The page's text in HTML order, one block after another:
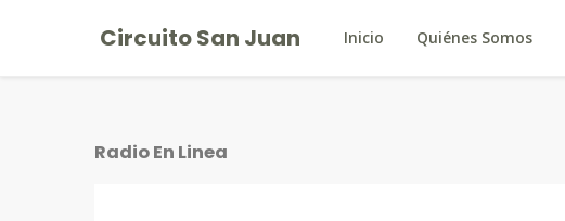
Circuito San Juan Inicio Quiénes Somos
Radio En Linea